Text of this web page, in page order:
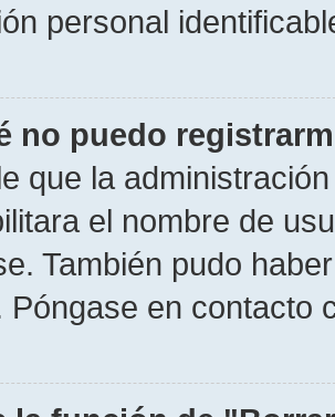
personal
no puedo
que la
el nombre de
También pudo
Póngase en contacto